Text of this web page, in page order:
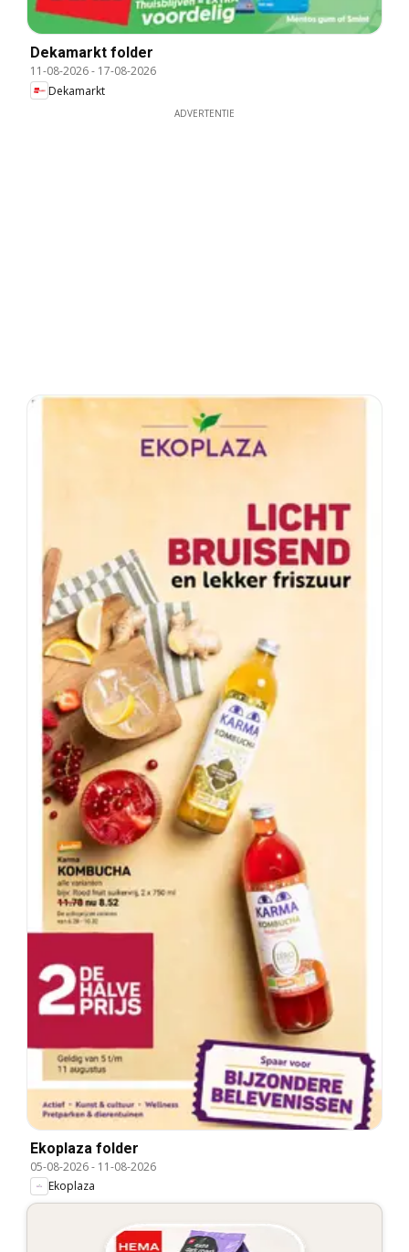
Dekamarkt folder
11-08-2026- 17-08-2026
Dekamarkt
ADVERTENTIE
Ekoplaza folder
05-08-2026- 11-08-2026
Ekoplaza